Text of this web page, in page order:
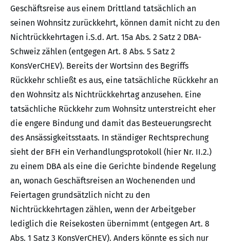
Geschäftsreise aus einem Drittland tatsächlich an
seinen Wohnsitz zurückkehrt, können damit nicht zu den
Nichtrückkehrtagen i.S.d. Art. 15a Abs. 2 Satz 2 DBA-
Schweiz zählen (entgegen Art. 8 Abs. 5 Satz 2
KonsVerCHEV). Bereits der Wortsinn des Begriffs
Rückkehr schließt es aus, eine tatsächliche Rückkehr an
den Wohnsitz als Nichtrückkehrtag anzusehen. Eine
tatsächliche Rückkehr zum Wohnsitz unterstreicht eher
die engere Bindung und damit das Besteuerungsrecht
des Ansässigkeitsstaats. In ständiger Rechtsprechung
sieht der BFH ein Verhandlungsprotokoll (hier Nr. II.2.)
zu einem DBA als eine die Gerichte bindende Regelung
an, wonach Geschäftsreisen an Wochenenden und
Feiertagen grundsätzlich nicht zu den
Nichtrückkehrtagen zählen, wenn der Arbeitgeber
lediglich die Reisekosten übernimmt (entgegen Art. 8
Abs. 1 Satz 3 KonsVerCHEV). Anders könnte es sich nur